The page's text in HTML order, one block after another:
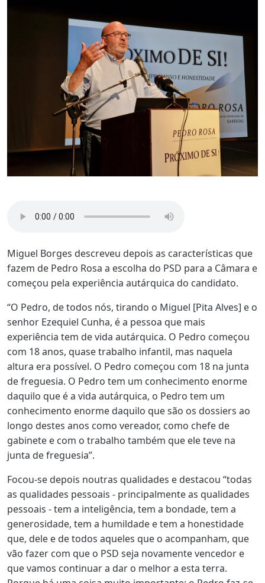
Miguel Borges descreveu depois as características que
fazem de Pedro Rosa a escolha do PSD para a Câmara e
começou pela experiência autárquica do candidato.
“O Pedro, de todos nós, tirando o Miguel [Pita Alves] e o
senhor Ezequiel Cunha, é a pessoa que mais
experiência tem de vida autárquica. O Pedro começou
com 18 anos, quase trabalho infantil, mas naquela
altura era possível. O Pedro começou com 18 na junta
de freguesia. O Pedro tem um conhecimento enorme
daquilo que é a vida autárquica, o Pedro tem um
conhecimento enorme daquilo que são os dossiers ao
longo destes anos como vereador, como chefe de
gabinete e com o trabalho também que ele teve na
junta de freguesia”.
Focou-se depois noutras qualidades e destacou “todas
as qualidades pessoais - principalmente as qualidades
pessoais - tem a inteligência, tem a bondade, tem a
generosidade, tem a humildade e tem a honestidade
que, dele e de todos aqueles que o acompanham, que
vão fazer com que o PSD seja novamente vencedor e
que vamos continuar a dar o melhor a esta terra.